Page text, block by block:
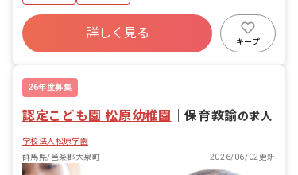
詳しく見る
キープ
26年度募集
認定こども園 松原幼稚園 ｜保育教諭の求人
学校法人松原学園
群馬県/邑楽郡大泉町
2026/06/02更新